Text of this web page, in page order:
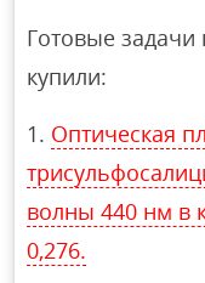
Готовые
купили:
Оптическая
волны 440 нм в
0,276.